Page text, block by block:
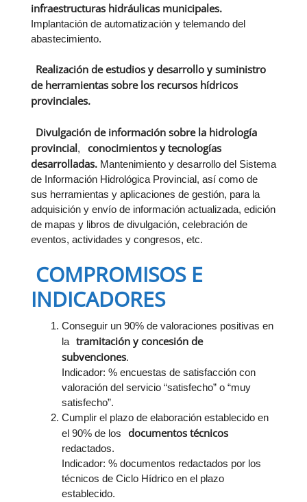
infraestructuras hidráulicas municipales.
Implantación de automatización y telemando del
abastecimiento.
Realización de estudios y desarrollo y suministro
de herramientas sobre los recursos hídricos
provinciales.
Divulgación de información sobre la hidrología
provincial,
conocimientos y tecnologías
desarrolladas. Mantenimiento y desarrollo del Sistema
de Información Hidrológica Provincial, así como de
sus herramientas y aplicaciones de gestión, para la
adquisición y envío de información actualizada, edición
de mapas y libros de divulgación, celebración de
eventos, actividades y congresos, etc.
COMPROMISOS E
INDICADORES
Conseguir un 90% de valoraciones positivas en
la
tramitación y concesión de
subvenciones.
Indicador: % encuestas de satisfacción con
valoración del servicio “satisfecho” o “muy
satisfecho”.
Cumplir el plazo de elaboración establecido en
el 90% de los
documentos técnicos
redactados.
Indicador: % documentos redactados por los
técnicos de Ciclo Hídrico en el plazo
establecido.